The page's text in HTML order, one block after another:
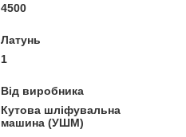
4500
Латунь
1
Від виробника
Кутова шліфувальна
машина (УШМ)